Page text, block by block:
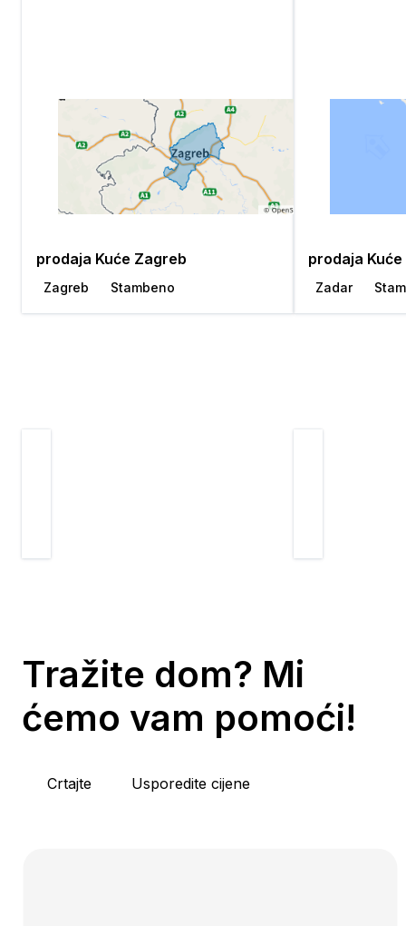
prodaja Kuće Zagreb
Zagreb Stambeno
prodaja
Zadar
Tražite dom? Mi
ćemo vam pomoći!
Crtajte Usporedite cijene